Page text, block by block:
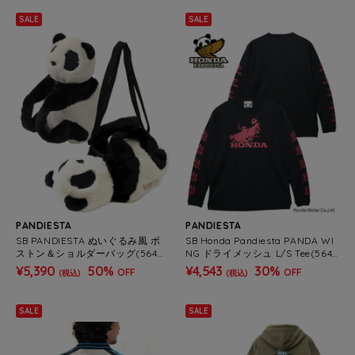
SALE
PANDIESTA
SB PANDIESTA ぬいぐるみ風 ボ
ストン＆ショルダーバッグ(5649
00)
¥5,390 (税込) 50% OFF
SALE
PANDIESTA
SB Honda Pandiesta PANDA WI
NG ドライメッシュ L/S Tee(5645
11 MENS)
¥4,543 (税込) 30% OFF
SALE SALE